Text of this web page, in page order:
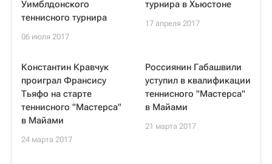
Уимблдонского
теннисного турнира
06 июля 2017
турнира в Хьюстоне
17 апреля 2017
Константин Кравчук
проиграл Франсису
Тьяфо на старте
теннисного "Мастерса"
в Майами
24 марта 2017
Россиянин Габашвили
уступил в квалификации
теннисного "Мастерса"
в Майами
21 марта 2017